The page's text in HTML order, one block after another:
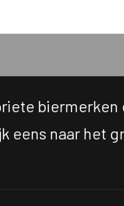
biermerken
eens naar het